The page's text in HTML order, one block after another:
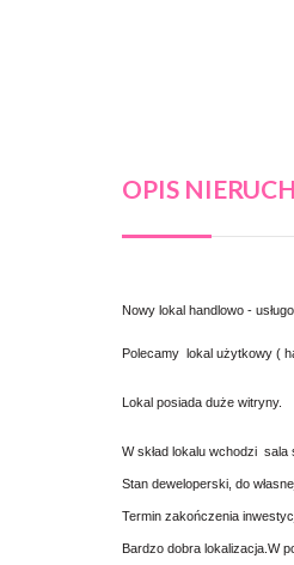
OPIS
Nowy lokal handlowo -
Polecamy lokal użytkowy (
Lokal posiada duże witryny.
W skład lokalu wchodzi
Stan deweloperski, do
Termin zakończenia
Bardzo dobra lokalizacja.W